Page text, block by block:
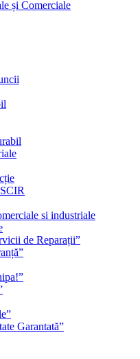
și Comerciale
si industriale
de Reparații”
Garantată”